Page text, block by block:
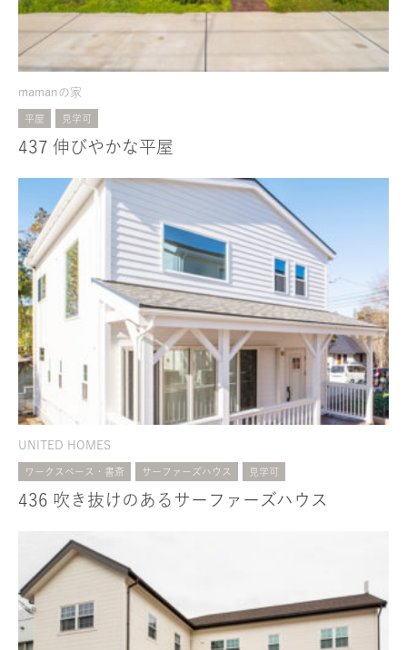
mamanの家
平屋 見学可
437 伸びやかな平屋
UNITED HOMES
ワークスペース・書斎 サーファーズハウス 見学可
436 吹き抜けのあるサーファーズハウス